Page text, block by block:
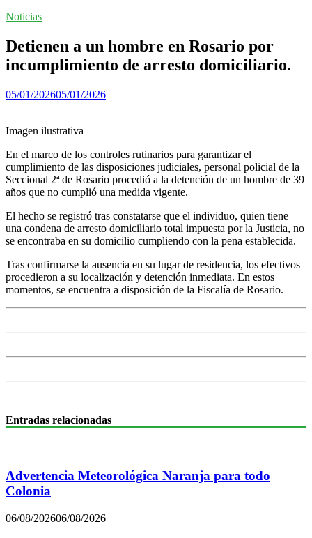
Noticias
Detienen a un hombre en Rosario por
incumplimiento de arresto domiciliario.
05/01/202605/01/2026
Imagen ilustrativa
En el marco de los controles rutinarios para garantizar el
cumplimiento de las disposiciones judiciales, personal policial de la
Seccional 2ª de Rosario procedió a la detención de un hombre de 39
años que no cumplió una medida vigente.
El hecho se registró tras constatarse que el individuo, quien tiene
una condena de arresto domiciliario total impuesta por la Justicia, no
se encontraba en su domicilio cumpliendo con la pena establecida.
Tras confirmarse la ausencia en su lugar de residencia, los efectivos
procedieron a su localización y detención inmediata. En estos
momentos, se encuentra a disposición de la Fiscalía de Rosario.
Entradas relacionadas
Advertencia Meteorológica Naranja para todo
Colonia
06/08/202606/08/2026